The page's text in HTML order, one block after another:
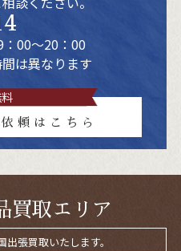
00～20：00
は異なります
頼はこちら
買取エリア
張買取いたします。